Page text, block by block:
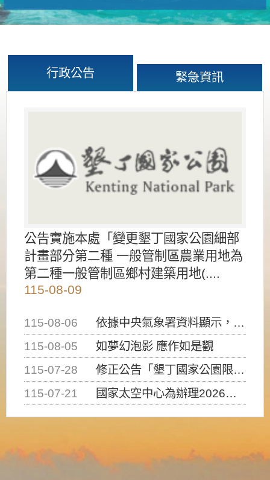
行政公告 緊急資訊
公告實施本處「變更墾丁國家公園細部
計畫部分第二種 一般管制區農業用地為
第二種一般管制區鄉村建築用地(....
115-08-09
115-08-06
依據中央氣象署資料顯示，白海豚颱風持續接近臺灣，請密切注意動向及早完成防災應變準備
115-08-05
如夢幻泡影 應作如是觀
115-07-28
修正公告「墾丁國家公園限制水域遊憩活動之種類、範圍、時間及行為」，自即日生效。
115-07-21
國家太空中心為辦理2026台灣盃火箭競賽，陸、海、空域警戒及協調相關事宜，因颱風備案事宜